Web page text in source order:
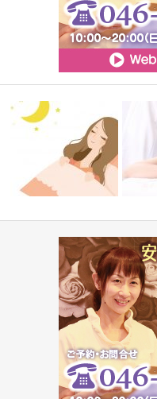
「“掠れてる”と言われて気づい
た、56歳…
消費
お願